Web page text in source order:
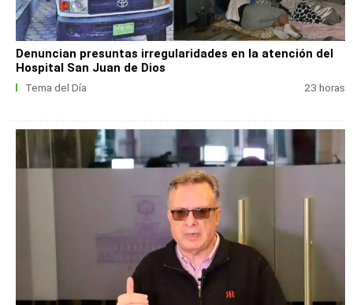
Denuncian presuntas irregularidades en la atención del
Hospital San Juan de Dios
Tema del Día 23 horas